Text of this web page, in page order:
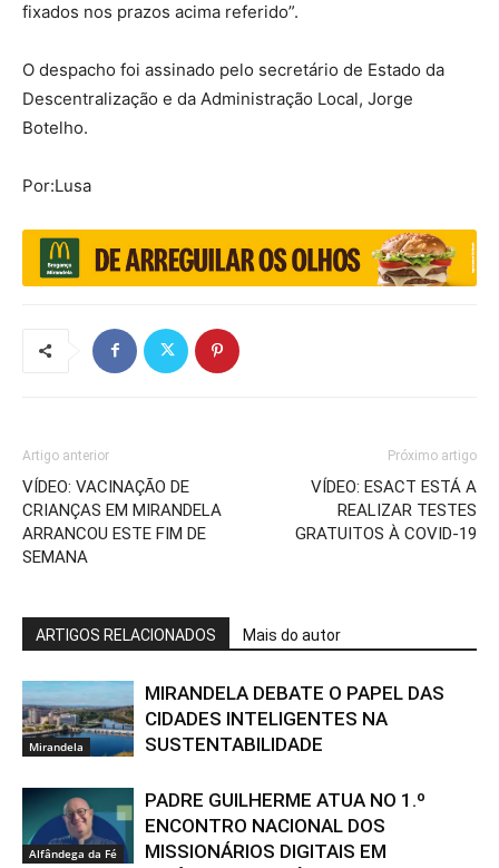
fixados nos prazos acima referido”.
O despacho foi assinado pelo secretário de Estado da
Descentralização e da Administração Local, Jorge
Botelho.
Por:Lusa
Artigo anterior
VÍDEO: VACINAÇÃO DE
CRIANÇAS EM MIRANDELA
ARRANCOU ESTE FIM DE
SEMANA
Próximo artigo
VÍDEO: ESACT ESTÁ A
REALIZAR TESTES
GRATUITOS À COVID-19
ARTIGOS RELACIONADOS Mais do autor
Mirandela
MIRANDELA DEBATE O PAPEL DAS
CIDADES INTELIGENTES NA
SUSTENTABILIDADE
Alfândega da Fé
PADRE GUILHERME ATUA NO 1.º
ENCONTRO NACIONAL DOS
MISSIONÁRIOS DIGITAIS EM